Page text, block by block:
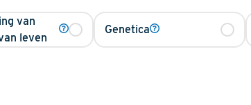
Genetica
van
leven